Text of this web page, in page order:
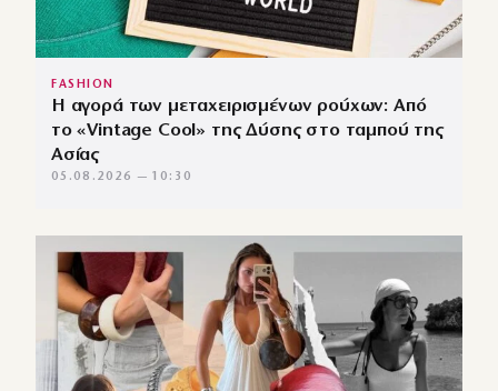
FASHION
Η αγορά των μεταχειρισμένων ρούχων: Από
το «Vintage Cool» της Δύσης στο ταμπού της
Ασίας
05.08.2026 — 10:30